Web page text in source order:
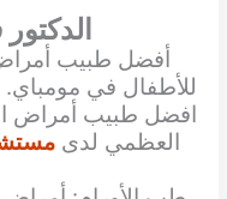
أفضل طبيب
للأطفال في مومباي.
افضل طبيب أمراض
العظمي لدى